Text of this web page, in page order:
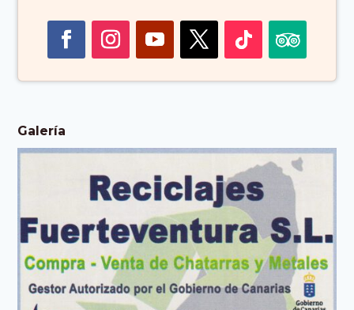
Galería